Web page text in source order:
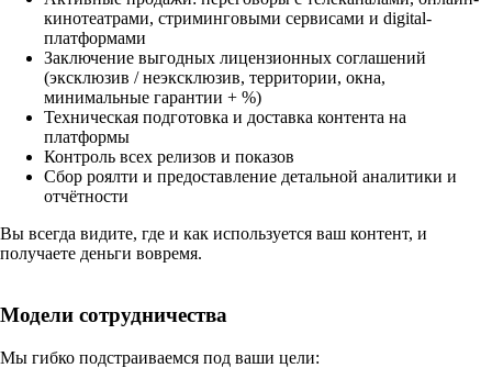
кинотеатрами, стриминговыми сервисами и digital-
платформами
Заключение выгодных лицензионных соглашений
(эксклюзив / неэксклюзив, территории, окна,
минимальные гарантии + %)
Техническая подготовка и доставка контента на
платформы
Контроль всех релизов и показов
Сбор роялти и предоставление детальной аналитики и
отчётности
Вы всегда видите, где и как используется ваш контент, и
получаете деньги вовремя.
Модели сотрудничества
Мы гибко подстраиваемся под ваши цели: